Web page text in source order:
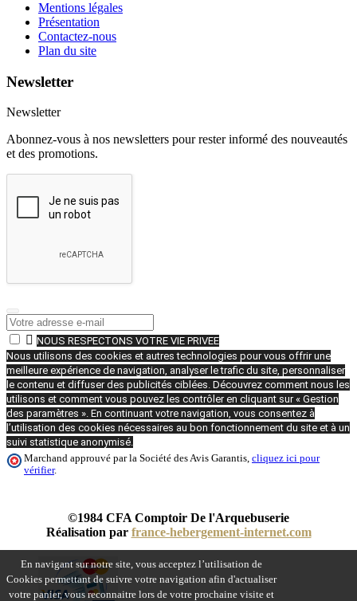
En navigant sur notre site, vous acceptez l’utilisation de
Cookies permettant de suivre votre navigation afin d'actualiser
votre panier, vous reconnaitre lors de votre prochaine visite et
Mentions légales
Présentation
Contactez-nous
Plan du site
Newsletter
Newsletter
Abonnez-vous à nos newsletters pour rester informé des nouveautés
et des promotions.
 NOUS RESPECTONS VOTRE VIE PRIVEE
Nous utilisons des cookies et autres technologies pour vous offrir une
meilleure expérience de navigation, analyser le trafic du site, personnaliser
le contenu et diffuser des publicités ciblées. Découvrez comment nous les
utilisons et comment vous pouvez les contrôler en cliquant sur « Gestion
des paramètres ». En continuant votre navigation, vous consentez à
l’utilisation des cookies nécessaires au bon fonctionnement du site et à un
suivi statistique anonymisé.
Marchand approuvé par la Société des Avis Garantis, cliquez ici pour
vérifier.
©1984 CFA Comptoir De l'Arquebuserie
Réalisation par france-hebergement-internet.com